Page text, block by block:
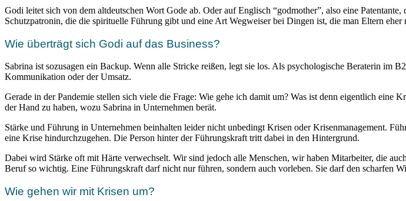
Godi leitet sich von dem altdeutschen Wort Gode ab. Oder auf Englisch “godmother”, also eine
Schutzpatronin, die die spirituelle Führung gibt und eine Art Wegweiser bei Dingen ist, die man Eltern
Wie überträgt sich Godi auf das Business?
Sabrina ist sozusagen ein Backup. Wenn alle Stricke reißen, legt sie los. Als psychologische Beraterin im
Kommunikation oder der Umsatz.
Gerade in der Pandemie stellen sich viele die Frage: Wie gehe ich damit um? Was ist denn eigentlich eine
der Hand zu haben, wozu Sabrina in Unternehmen berät.
Stärke und Führung in Unternehmen beinhalten leider nicht unbedingt Krisen oder Krisenmanagement.
eine Krise hindurchzugehen. Die Person hinter der Führungskraft tritt dabei in den Hintergrund.
Dabei wird Stärke oft mit Härte verwechselt. Wir sind jedoch alle Menschen, wir haben Mitarbeiter, die
Beruf so wichtig. Eine Führungskraft darf nicht nur führen, sondern auch vorleben. Sie darf den scharfen
Wie gehen wir mit Krisen um?